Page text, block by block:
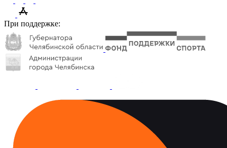
При поддержке: